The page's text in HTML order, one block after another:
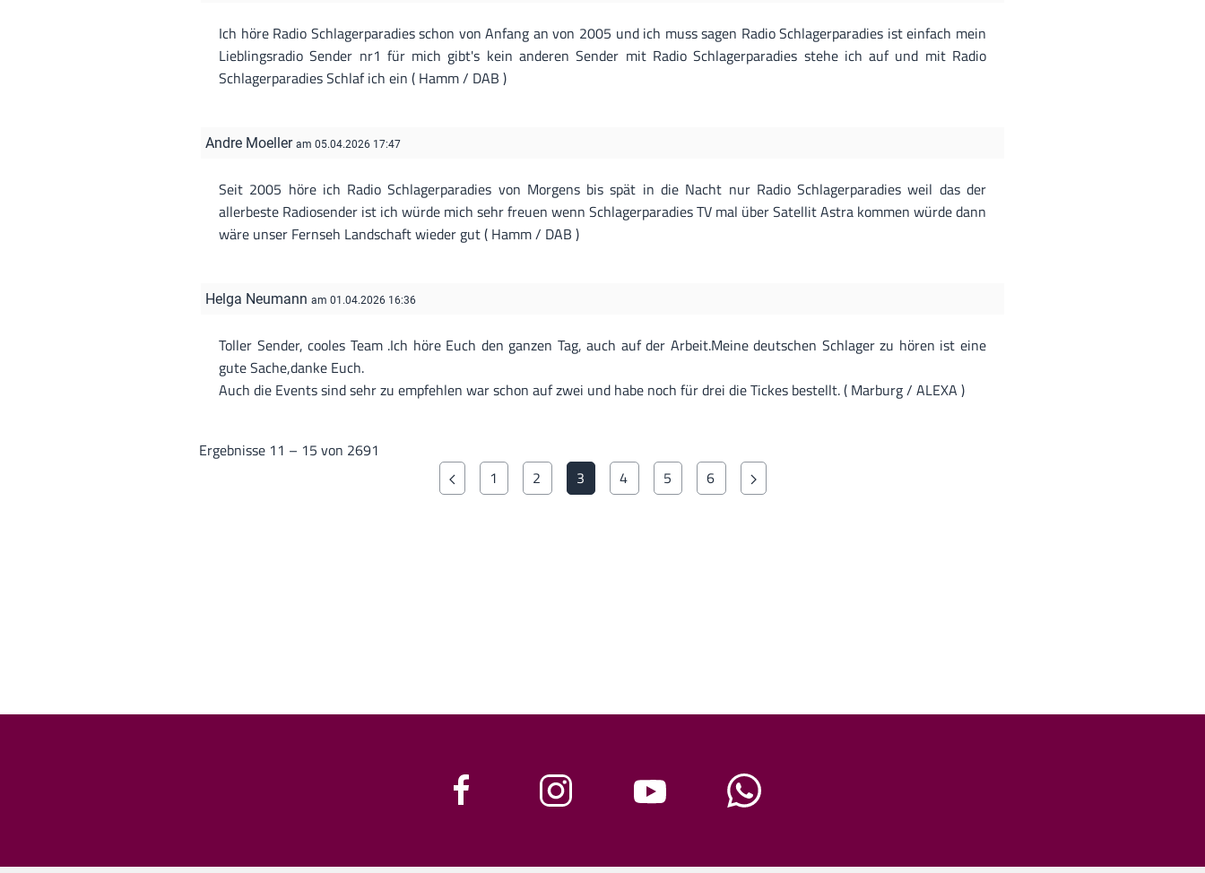
Ich höre Radio Schlagerparadies schon von Anfang an von 2005 und ich muss sagen Radio Schlagerparadies ist einfach mein
Lieblingsradio Sender nr1 für mich gibt's kein anderen Sender mit Radio Schlagerparadies stehe ich auf und mit Radio
Schlagerparadies Schlaf ich ein ( Hamm / DAB )
Andre Moeller am 05.04.2026 17:47
Seit 2005 höre ich Radio Schlagerparadies von Morgens bis spät in die Nacht nur Radio Schlagerparadies weil das der
allerbeste Radiosender ist ich würde mich sehr freuen wenn Schlagerparadies TV mal über Satellit Astra kommen würde dann
wäre unser Fernseh Landschaft wieder gut ( Hamm / DAB )
Helga Neumann am 01.04.2026 16:36
Toller Sender, cooles Team .Ich höre Euch den ganzen Tag, auch auf der Arbeit.Meine deutschen Schlager zu hören ist eine
gute Sache,danke Euch.
Auch die Events sind sehr zu empfehlen war schon auf zwei und habe noch für drei die Tickes bestellt. ( Marburg / ALEXA )
Ergebnisse 11 – 15 von 2691
1
2 3 4 5 6